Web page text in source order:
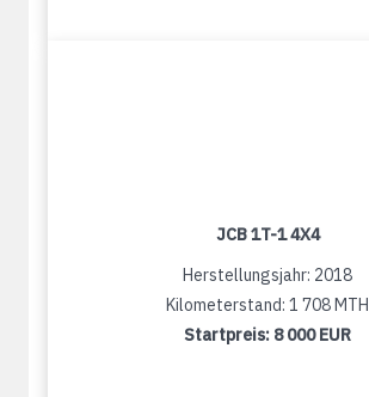
JCB 1T-1 4X4
Herstellungsjahr: 2018
Kilometerstand: 1 708 MTH
Startpreis: 8 000 EUR